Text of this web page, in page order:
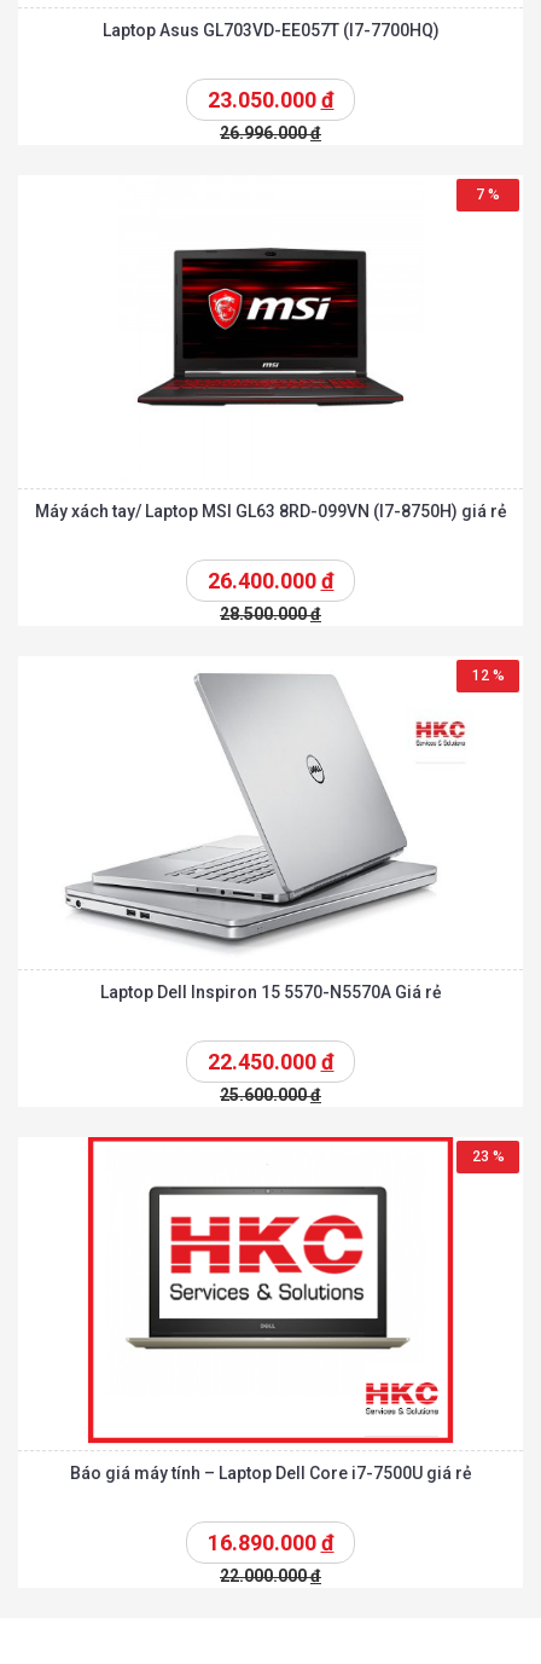
Laptop Asus GL703VD-EE057T (I7-7700HQ)
23.050.000đ
26.996.000đ
7 %
Máy xách tay/ Laptop MSI GL63 8RD-099VN (I7-8750H) giá rẻ
26.400.000đ
28.500.000đ
12 %
Laptop Dell Inspiron 15 5570-N5570A Giá rẻ
22.450.000đ
25.600.000đ
23 %
Báo giá máy tính – Laptop Dell Core i7-7500U giá rẻ
16.890.000đ
22.000.000đ